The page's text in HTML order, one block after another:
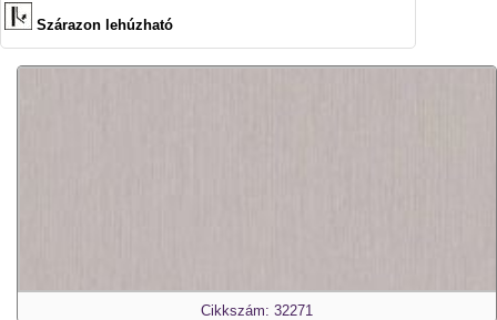
Szárazon lehúzható
Cikkszám: 32271